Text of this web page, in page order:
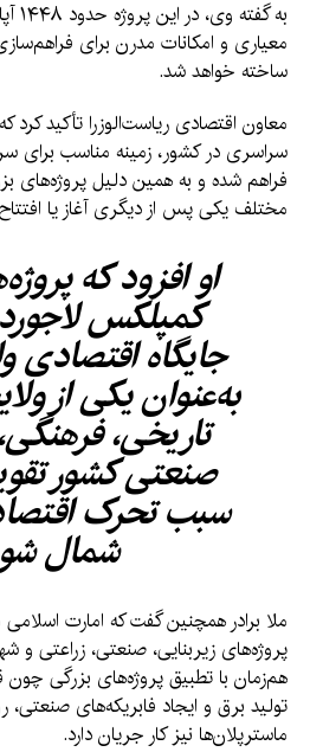
به
معیاری و امکانات مدرن برای
ساخته خواهد شد.
معاون اقتصادی ریاست‌الوزرا تأکید
سراسری در کشور، زمینه مناسب برای
فراهم شده و به همین دلیل
مختلف یکی پس از دیگری آغاز یا
او افزود که
کمپلکس
جایگاه اقتصادی
به‌عنوان یکی از
تاریخی،
صنعتی کشور
سبب تحرک
شمال
ملا برادر همچنین گفت که امارت
پروژه‌های زیربنایی، صنعتی، زراعتی
هم‌زمان با تطبیق پروژه‌های بزرگی
تولید برق و ایجاد فابریکه‌های
ماسترپلان‌ها نیز کار جریان دارد.